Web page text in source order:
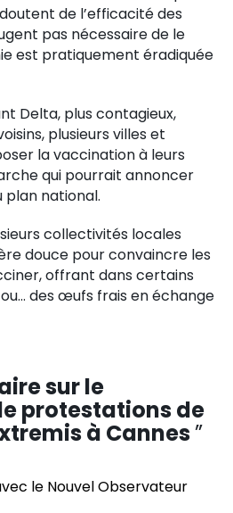
de l’efficacité des
pas nécessaire de le
est pratiquement éradiquée
Delta, plus contagieux,
plusieurs villes et
la vaccination à leurs
qui pourrait annoncer
plan national.
collectivités locales
douce pour convaincre les
offrant dans certains
des œufs frais en échange
sur le
protestations de
à Cannes”
le Nouvel Observateur